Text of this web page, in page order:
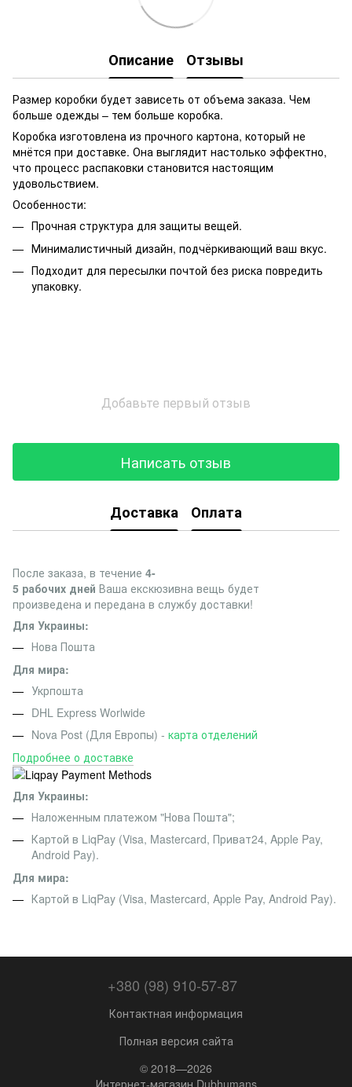
Описание Отзывы
Размер коробки будет зависеть от объема заказа. Чем
больше одежды – тем больше коробка.
Коробка изготовлена из прочного картона, который не
мнётся при доставке. Она выглядит настолько эффектно,
что процесс распаковки становится настоящим
удовольствием.
Особенности:
Прочная структура для защиты вещей.
Минималистичный дизайн, подчёркивающий ваш вкус.
Подходит для пересылки почтой без риска повредить
упаковку.
Добавьте первый отзыв
Написать отзыв
Доставка Оплата
После заказа, в течение 4-
5 рабочих дней Ваша екскюзивна вещь будет
произведена и передана в службу доставки!
Для Украины:
Нова Пошта
Для мира:
Укрпошта
DHL Express Worlwide
Nova Post (Для Европы) - карта отделений
Подробнее о доставке
Для Украины:
Наложенным платежом "Нова Пошта";
Картой в LiqPay (Visa, Mastercard, Приват24, Apple Pay,
Android Pay).
Для мира:
Картой в LiqPay (Visa, Mastercard, Apple Pay, Android Pay).
+380 (98) 910-57-87
Контактная информация
Полная версия сайта
© 2018—2026
Интернет-магазин Dubhumans